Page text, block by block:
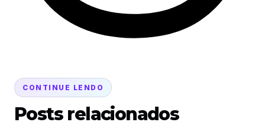
CONTINUE LENDO
Posts relacionados